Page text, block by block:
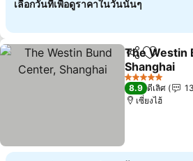
เลือกวันที่เพื่อดูราคาในวันนั้นๆ
แชร์ เพิ่มในร
The Westin
Shanghai
5 ดาว
8.9 ดีเลิศ
เซี่ยงไฮ้